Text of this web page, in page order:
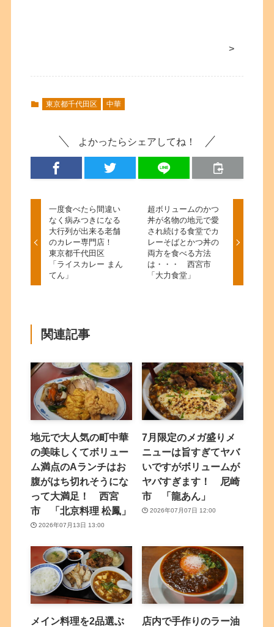
>
東京都千代田区 中華
よかったらシェアしてね！
一度食べたら間違い
なく病みつきになる
大行列が出来る老舗
のカレー専門店！
東京都千代田区
「ライスカレー まん
てん」
超ボリュームのかつ
丼が名物の地元で愛
され続ける食堂でカ
レーそばとかつ丼の
両方を食べる方法
は・・・ 西宮市
「大力食堂」
関連記事
地元で大人気の町中華
の美味しくてボリュー
ム満点のAランチはお
腹がはち切れそうにな
って大満足！ 西宮
市 「北京料理 松鳳」
2026年07月13日 13:00
7月限定のメガ盛りメ
ニューは旨すぎてヤバ
いですがボリュームが
ヤバすぎます！ 尼崎
市 「龍あん」
2026年07月07日 12:00
メイン料理を2品選ぶ
店内で手作りのラー油